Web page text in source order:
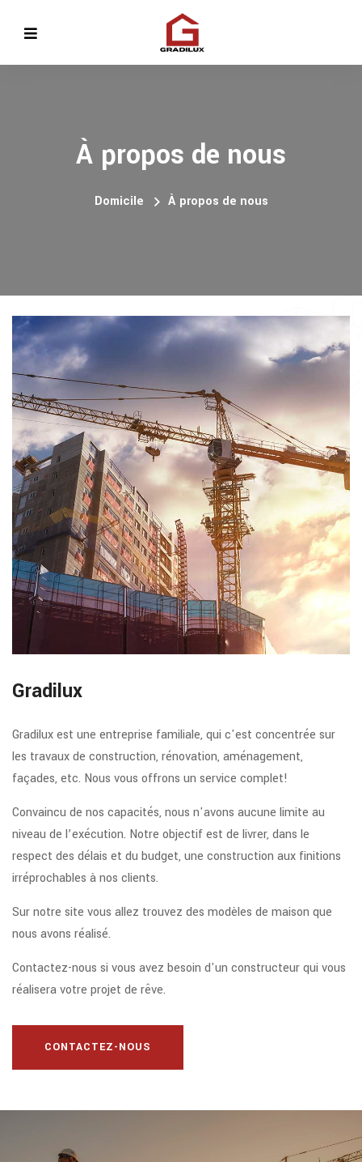
À propos de nous
Domicile À propos de nous
Gradilux
Gradilux est une entreprise familiale, qui c'est concentrée sur
les travaux de construction, rénovation, aménagement,
façades, etc. Nous vous offrons un service complet!
Convaincu de nos capacités, nous n'avons aucune limite au
niveau de l’exécution. Notre objectif est de livrer, dans le
respect des délais et du budget, une construction aux finitions
irréprochables à nos clients.
Sur notre site vous allez trouvez des modèles de maison que
nous avons réalisé.
Contactez-nous si vous avez besoin d'un constructeur qui vous
réalisera votre projet de rêve.
CONTACTEZ-NOUS